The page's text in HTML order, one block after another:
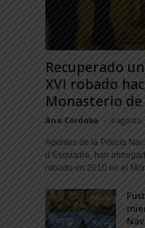
Recuperado
XVI robado
Monasterio
Ana Córdoba - 4 agosto,
Agentes de la Policía
d’Esquadra, han
robado en 2010 en el